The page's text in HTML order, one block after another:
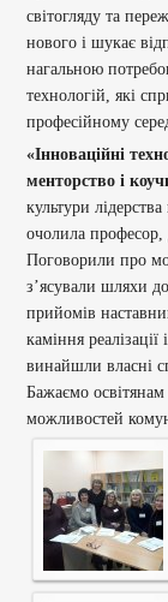
світогляду та
нового і шукає
нагальною
технологій, які
професійному
«Інноваційні
менторство і
культури
очолила професор,
Поговорили про
з’ясували шляхи
прийомів
каміння
винайшли власні
Бажаємо
можливостей